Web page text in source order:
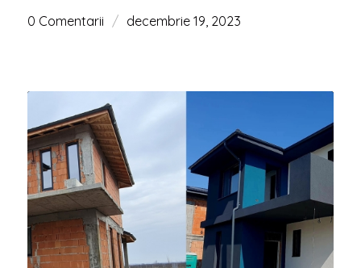
0 Comentarii / decembrie 19, 2023